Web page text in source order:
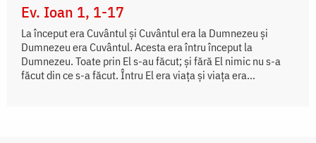
Ev. Ioan 1, 1-17
La început era Cuvântul și Cuvântul era la Dumnezeu și
Dumnezeu era Cuvântul. Acesta era întru început la
Dumnezeu. Toate prin El s-au făcut; și fără El nimic nu s-a
făcut din ce s-a făcut. Întru El era viața și viața era...